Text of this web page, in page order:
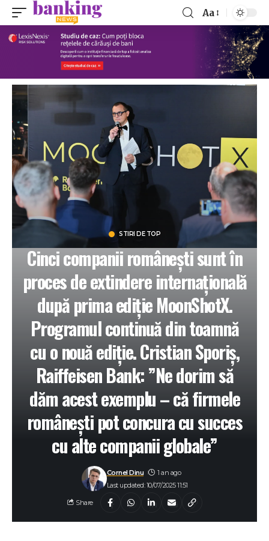
Aa
STIRI DE TOP
Cinci companii românești sunt în
proces de extindere internațională
după prima ediție MoonShotX.
Programul continuă din toamnă
cu o nouă ediție. Cristian Sporiș,
Raiffeisen Bank: ”Ne dorim să
dăm acest exemplu – că firmele
românești pot concura cu succes
cu alte companii globale”
Last updated: 10/07/2025 11:51
Cornel Dinu 1 an ago
Share